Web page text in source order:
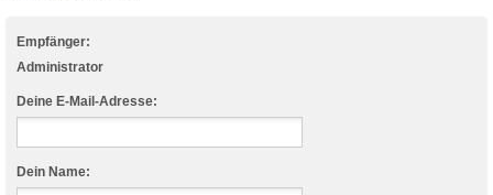
Empfänger:
Administrator
Deine E-Mail-Adresse:
Dein Name: